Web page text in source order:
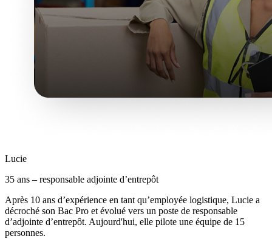
Lucie
35 ans – responsable adjointe d’entrepôt
Après 10 ans d’expérience en tant qu’employée logistique, Lucie a
décroché son Bac Pro et évolué vers un poste de responsable
d’adjointe d’entrepôt. Aujourd'hui, elle pilote une équipe de 15
personnes.